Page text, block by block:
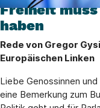
Freiheit
haben
Rede von Gregor
Europäischen Linken
Liebe Genossinnen
eine Bemerkung zum